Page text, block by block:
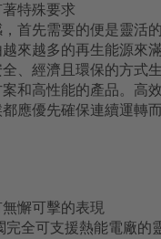
特殊要求
首先需要的便是靈活
來越多的再生能源來
、經濟且環保的方式
和高性能的產品。高
應優先確保連續運轉
懈可擊的表現
完全可支援熱能電廠